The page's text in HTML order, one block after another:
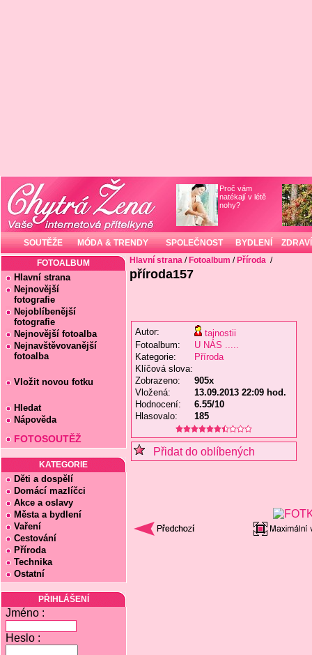
Proč vám
natékají v létě
nohy?
SOUTĚŽE MÓDA & TRENDY SPOLEČNOST BYDLENÍ ZDRAVÍ
FOTOALBUM
Hlavní strana
Nejnovější
fotografie
Nejoblíbenější
fotografie
Nejnovější fotoalba
Nejnavštěvovanější
fotoalba
Vložit novou fotku
Hledat
Nápověda
FOTOSOUTĚŽ
KATEGORIE
Děti a dospělí
Domácí mazlíčci
Akce a oslavy
Města a bydlení
Vaření
Cestování
Příroda
Technika
Ostatní
PŘIHLÁŠENÍ
Jméno :
Heslo :
Hlavní strana / Fotoalbum / Příroda /
příroda157
Autor:
tajnostii
Fotoalbum:
U NÁS .....
Kategorie:
Příroda
Klíčová slova:
Zobrazeno:
905x
Vložená:
13.09.2013 22:09 hod.
Hodnocení:
6.55/10
Hlasovalo:
185
Přidat do oblíbených